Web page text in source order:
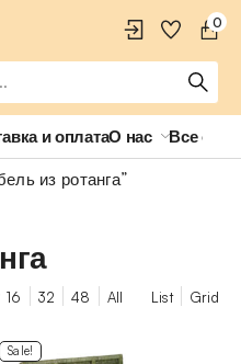
0
и оплатаО нас Все о
из ротанга”
16 32 48 All List Grid
Sale!